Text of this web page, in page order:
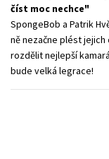
číst moc nechce
SpongeBob a Patrik
ně nezačne plést
rozdělit nejlepší
bude velká legrace!